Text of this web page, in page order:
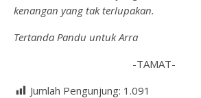
kenangan yang tak terlupakan.
Tertanda Pandu untuk Arra
-TAMAT-
Jumlah Pengunjung: 1.091